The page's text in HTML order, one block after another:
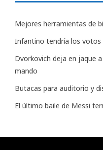
Mejores herramientas de
Infantino tendría los votos
Dvorkovich deja en jaque
mando
Butacas para auditorio y
El último baile de Messi